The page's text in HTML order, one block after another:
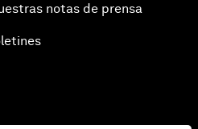
notas de prensa